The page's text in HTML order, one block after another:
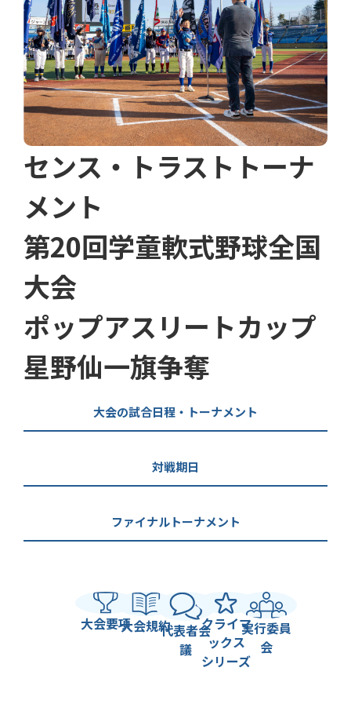
センス・トラストトーナ
メント
第20回学童軟式野球全国
大会
ポップアスリートカップ
星野仙一旗争奪
大会の試合日程・トーナメント
対戦期日
ファイナルトーナメント
大会要項大会規約代表者会
議
クライマ
ックス
シリーズ
実行委員
会